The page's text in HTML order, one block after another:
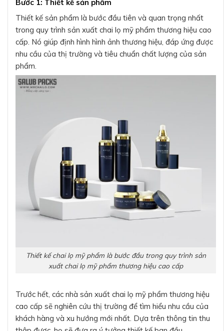
Bước 1: Thiết kế sản phẩm
Thiết kế sản phẩm là bước đầu tiên và quan trọng nhất
trong quy trình sản xuất chai lọ mỹ phẩm thương hiệu cao
cấp. Nó giúp định hình hình ảnh thương hiệu, đáp ứng được
nhu cầu của thị trường và tiêu chuẩn chất lượng của sản
phẩm.
Thiết kế chai lọ mỹ phẩm là bước đầu trong quy trình sản
xuất chai lọ mỹ phẩm thương hiệu cao cấp
Trước hết, các nhà sản xuất chai lọ mỹ phẩm thương hiệu
cao cấp sẽ nghiên cứu thị trường để tìm hiểu nhu cầu của
khách hàng và xu hướng mới nhất. Dựa trên thông tin thu